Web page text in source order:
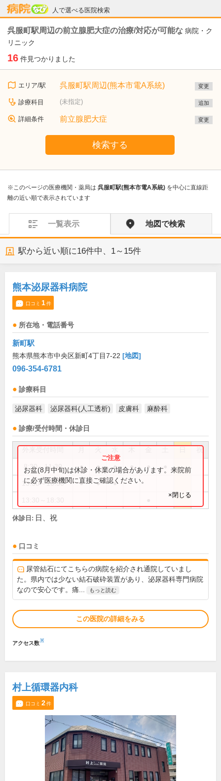
人で選べる医院検索
病院なび
呉服町駅周辺の前立腺肥大症の治療/対応が可能な 病院・ク
リニック
16 件見つかりました
エリア/駅 呉服町駅周辺(熊本市電A系統) 変更
診療科目 (未指定) 追加
詳細条件 前立腺肥大症 変更
検索する
※このページの医療機関・薬局は 呉服町駅(熊本市電A系統) を中心に直線距
離の近い順で表示されています
一覧表示 地図で検索
駅から近い順に16件中、 1～15件
熊本泌尿器科病院
口コミ 1件
所在地・電話番号
新町駅
熊本県熊本市中央区新町4丁目7-22 [地図]
096-354-6781
診療科目
泌尿器科 泌尿器科(人工透析) 皮膚科 麻酔科
診療/受付時間・休診日
祝
8:30～11:30 ● ● ● ● ●
13:30～16:30 ● ● ●
お盆(8月中旬)は休診・休業の場合があります。来院前
に必ず医療機関に直接ご確認ください。
×閉じる
休診日: 日、祝
口コミ
尿管結石にてこちらの病院を紹介され通院していまし
た。県内では少ない結石破砕装置があり、泌尿器科専門病院
なので安心です。痛...
もっと読む
この医院の詳細をみる
アクセス数※
村上循環器内科
口コミ 2件